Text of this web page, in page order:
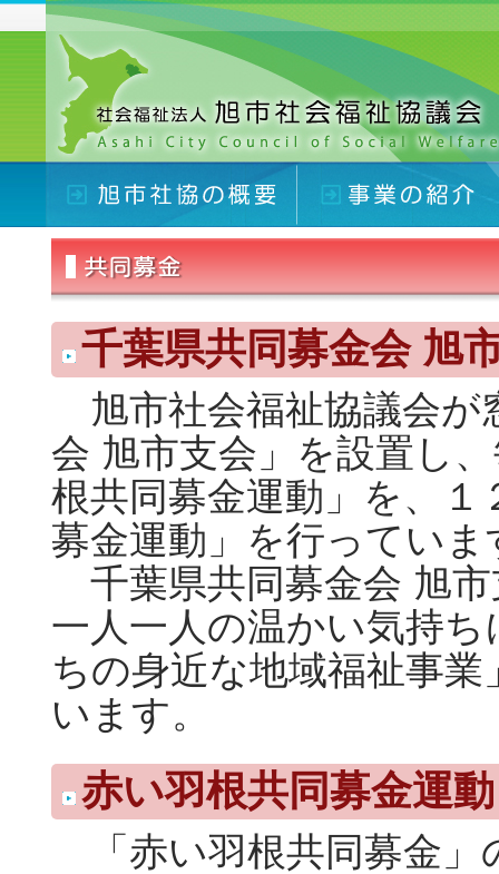
千葉県共同募金会 旭
旭市社会福祉協議会が
会 旭市支会」を設置し
根共同募金運動」を、
募金運動」を行っていま
千葉県共同募金会 旭
一人一人の温かい気持
ちの身近な地域福祉事
います。
赤い羽根共同募金運動
「赤い羽根共同募金」